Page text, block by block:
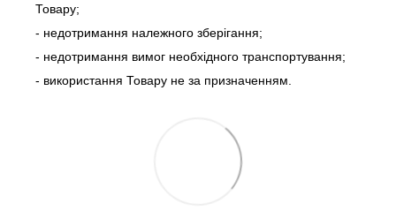
Товару;
- недотримання належного зберігання;
- недотримання вимог необхідного транспортування;
- використання Товару не за призначенням.